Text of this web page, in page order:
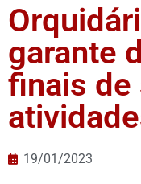
garante
finais de
19/01/2023